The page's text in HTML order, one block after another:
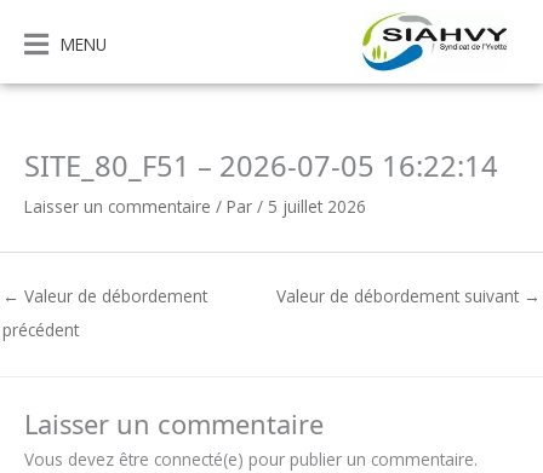
contenu
MENU
SITE_80_F51 – 2026-07-05 16:22:14
Laisser un commentaire / Par / 5 juillet 2026
← Valeur de débordement
précédent
Valeur de débordement suivant →
Laisser un commentaire
Vous devez être connecté(e) pour publier un commentaire.